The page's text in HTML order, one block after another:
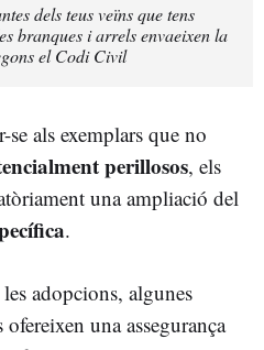
dels teus veïns que tens
branques i arrels envaeixen la
el Codi Civil
als exemplars que no
perillosos, els
una ampliació del
.
adopcions, algunes
una assegurança